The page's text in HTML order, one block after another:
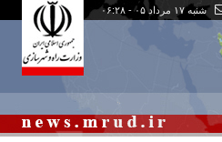
شنبه ۱۷ مرداد ۰۵ - ۰۶:۲۸